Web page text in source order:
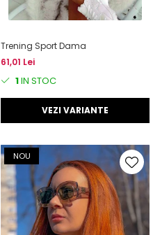
Trening Sport Dama
61,01 Lei
1IN STOC
VEZI VARIANTE
NOU